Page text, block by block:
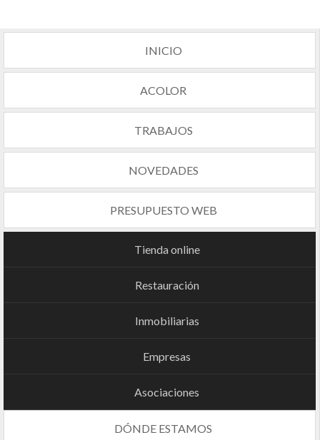
INICIO
ACOLOR
TRABAJOS
NOVEDADES
PRESUPUESTO WEB
Tienda online
Restauración
Inmobiliarias
Empresas
Asociaciones
DÓNDE ESTAMOS